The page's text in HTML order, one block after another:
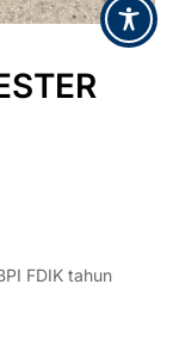
FDIK tahun